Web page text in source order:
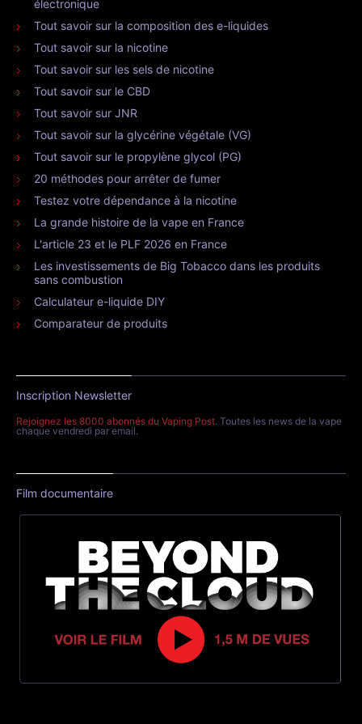
électronique
Tout savoir sur la composition des e-liquides
Tout savoir sur la nicotine
Tout savoir sur les sels de nicotine
Tout savoir sur le CBD
Tout savoir sur JNR
Tout savoir sur la glycérine végétale (VG)
Tout savoir sur le propylène glycol (PG)
20 méthodes pour arrêter de fumer
Testez votre dépendance à la nicotine
La grande histoire de la vape en France
L'article 23 et le PLF 2026 en France
Les investissements de Big Tobacco dans les produits
sans combustion
Calculateur e-liquide DIY
Comparateur de produits
Inscription Newsletter
Rejoignez les 8000 abonnés du Vaping Post. Toutes les news de la vape
chaque vendredi par email.
Film documentaire